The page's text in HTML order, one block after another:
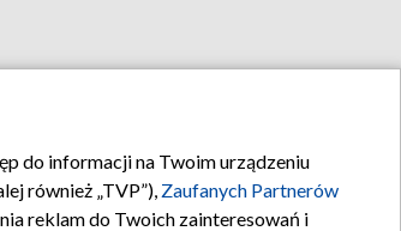
do informacji na Twoim urządzeniu
również „TVP”), Zaufanych Partnerów
reklam do Twoich zainteresowań i